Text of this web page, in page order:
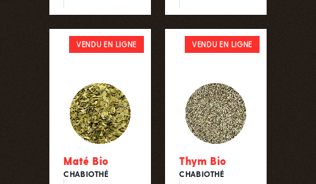
VENDU EN LIGNE
Maté Bio
CHABIOTHÉ
VENDU EN LIGNE
Thym Bio
CHABIOTHÉ